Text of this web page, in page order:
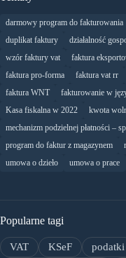
darmowy program do fakturowania
duplikat faktury
działalność
wzór faktury vat
faktura
faktura pro-forma
faktura vat rr
faktura WNT
fakturowanie w
Kasa fiskalna w 2022
kwota
mechanizm podzielnej płatności –
program do faktur z magazynem
umowa o dzieło
umowa o prace
Popularne tagi
VAT KSeF podatki